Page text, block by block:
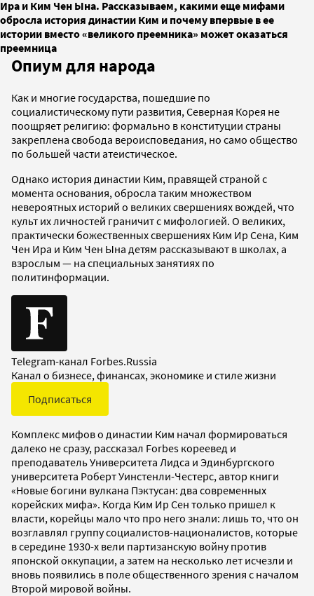
Ира и Ким Чен Ына. Рассказываем, какими еще мифами
обросла история династии Ким и почему впервые в ее
истории вместо «великого преемника» может оказаться
преемница
Опиум для народа
Как и многие государства, пошедшие по
социалистическому пути развития, Северная Корея не
поощряет религию: формально в конституции страны
закреплена свобода вероисповедания, но само общество
по большей части атеистическое.
Однако история династии Ким, правящей страной с
момента основания, обросла таким множеством
невероятных историй о великих свершениях вождей, что
культ их личностей граничит с мифологией. О великих,
практически божественных свершениях Ким Ир Сена, Ким
Чен Ира и Ким Чен Ына детям рассказывают в школах, а
взрослым — на специальных занятиях по
политинформации.
Telegram-канал Forbes.Russia
Канал о бизнесе, финансах, экономике и стиле жизни
Подписаться
Комплекс мифов о династии Ким начал формироваться
далеко не сразу, рассказал Forbes кореевед и
преподаватель Университета Лидса и Эдинбургского
университета Роберт Уинстенли-Честерс, автор книги
«Новые богини вулкана Пэктусан: два современных
корейских мифа». Когда Ким Ир Сен только пришел к
власти, корейцы мало что про него знали: лишь то, что он
возглавлял группу социалистов-националистов, которые
в середине 1930-х вели партизанскую войну против
японской оккупации, а затем на несколько лет исчезли и
вновь появились в поле общественного зрения с началом
Второй мировой войны.